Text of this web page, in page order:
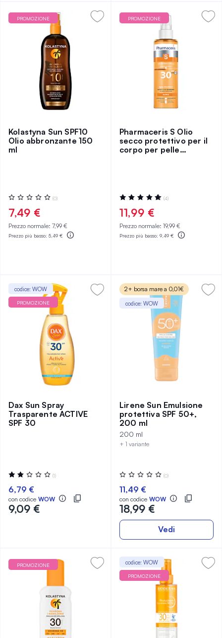
PROMOZIONE
Kolastyna Sun SPF10
Olio abbronzante 150
ml
Valutazione:
0%
(0)
7,49 €
Prezzo normale: 7,99 €
Prezzo più basso: 5,49 €
PROMOZIONE
Pharmaceris S Olio
secco protettivo per il
corpo per pelle
Valutazione:
100%
(4)
11,99 €
Prezzo normale: 19,99 €
Prezzo più basso: 9,49 €
codice: WOW
PROMOZIONE
Dax Sun Spray
Trasparente ACTIVE
SPF 30
Valutazione:
40%
(1)
6,79 €
con codice WOW
9,09 €
2+ borsa mare a 0,01€
codice: WOW
Lirene Sun Emulsione
protettiva SPF 50+,
200 ml
200 ml
+ 1 variante
Valutazione:
0%
(0)
11,49 €
con codice WOW
18,99 €
Vedi
PROMOZIONE codice: WOW
PROMOZIONE